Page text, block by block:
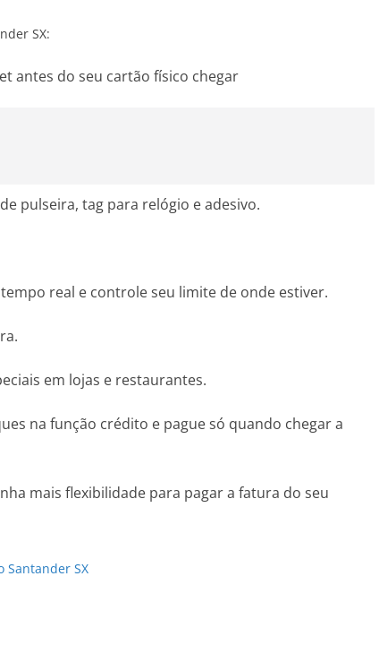
SX:
antes do seu cartão físico chegar
pulseira, tag para relógio e adesivo.
real e controle seu limite de onde estiver.
em lojas e restaurantes.
na função crédito e pague só quando chegar a
mais flexibilidade para pagar a fatura do seu
Santander SX